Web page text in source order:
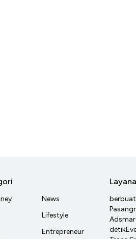
News
Lifestyle
Entrepreneur